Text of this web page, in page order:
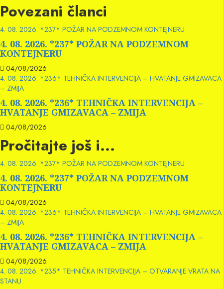
Povezani članci
4. 08. 2026. *237* POŽAR NA PODZEMNOM KONTEJNERU
4. 08. 2026. *237* POŽAR NA PODZEMNOM
KONTEJNERU
04/08/2026
4. 08. 2026. *236* TEHNIČKA INTERVENCIJA – HVATANJE GMIZAVACA
– ZMIJA
4. 08. 2026. *236* TEHNIČKA INTERVENCIJA –
HVATANJE GMIZAVACA – ZMIJA
04/08/2026
Pročitajte još i...
4. 08. 2026. *237* POŽAR NA PODZEMNOM KONTEJNERU
4. 08. 2026. *237* POŽAR NA PODZEMNOM
KONTEJNERU
04/08/2026
4. 08. 2026. *236* TEHNIČKA INTERVENCIJA – HVATANJE GMIZAVACA
– ZMIJA
4. 08. 2026. *236* TEHNIČKA INTERVENCIJA –
HVATANJE GMIZAVACA – ZMIJA
04/08/2026
4. 08. 2026. *235* TEHNIČKA INTERVENCIJA – OTVARANJE VRATA NA
STANU